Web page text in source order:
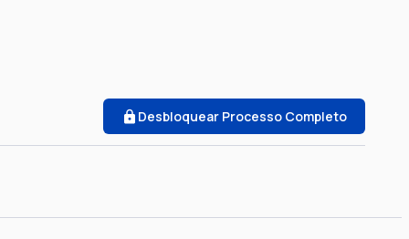
Desbloquear Processo Completo